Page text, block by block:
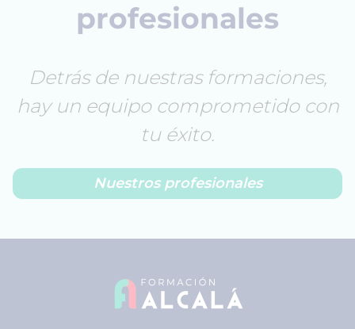
profesionales
Detrás de nuestras formaciones,
hay un equipo comprometido con
tu éxito.
Nuestros profesionales